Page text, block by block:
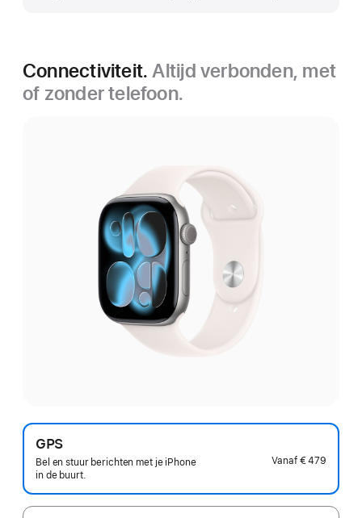
Connectiviteit.Altijd verbonden, met
of zonder telefoon.
GPS
Bel en stuur berichten met je iPhone
in de buurt.
Vanaf € 479